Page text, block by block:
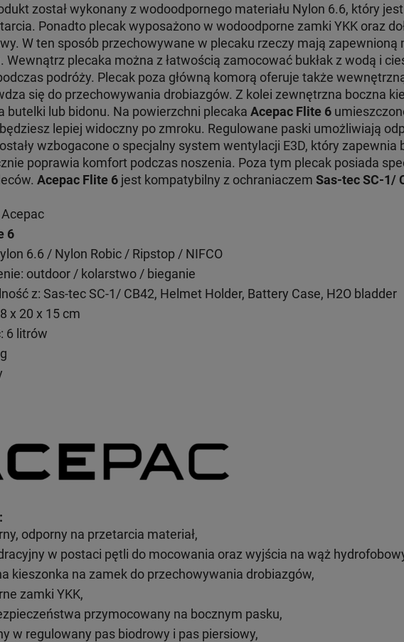
został wykonany z wodoodpornego materiału Nylon 6.6, który
Ponadto plecak wyposażono w wodoodporne zamki YKK oraz
W ten sposób przechowywane w plecaku rzeczy mają zapewnioną
Wewnątrz plecaka można z łatwością zamocować bukłak z wodą i
podróży. Plecak poza główną komorą oferuje także
się do przechowywania drobiazgów. Z kolei zewnętrzna boczna
butelki lub bidonu. Na powierzchni plecaka Acepac Flite 6
lepiej widoczny po zmroku. Regulowane paski umożliwiają
wzbogacone o specjalny system wentylacji E3D, który zapewnia
poprawia komfort podczas noszenia. Poza tym plecak posiada
Acepac Flite 6jest kompatybilny z ochraniaczem Sas-tec SC-1/
6
6.6 / Nylon Robic / Ripstop / NIFCO
outdoor / kolarstwo / bieganie
z: Sas-tec SC-1/ CB42, Helmet Holder, Battery Case, H2O bladder
x 20 x 15 cm
6 litrów
odporny na przetarcia materiał,
w postaci pętli do mocowania oraz wyjścia na wąż
kieszonka na zamek do przechowywania drobiazgów,
zamki YKK,
przymocowany na bocznym pasku,
w regulowany pas biodrowy i pas piersiowy,